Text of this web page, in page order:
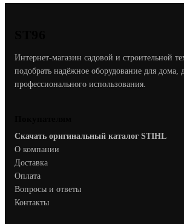
Интернет-магазин садовой и строительной
подобрать надёжное оборудование для дома,
профессионального использования.
Скачать оригинальный каталог STIHL
О компании
Доставка
Оплата
Вопросы и ответы
Контакты